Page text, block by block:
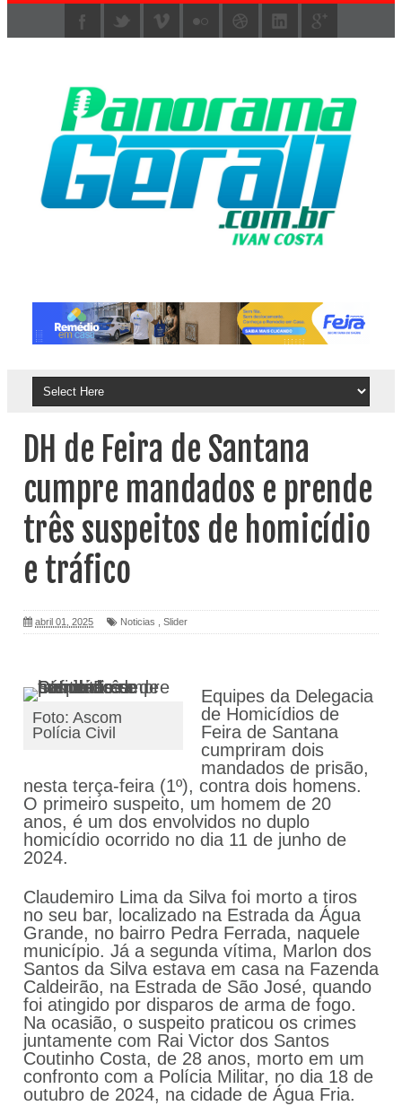
DH de Feira de Santana
cumpre mandados e prende
três suspeitos de homicídio
e tráfico
abril 01, 2025 Noticias Slider
Foto: Ascom
Polícia Civil
Equipes da Delegacia
de Homicídios de
Feira de Santana
cumpriram dois
mandados de prisão,
nesta terça-feira (1º), contra dois homens.
O primeiro suspeito, um homem de 20
anos, é um dos envolvidos no duplo
homicídio ocorrido no dia 11 de junho de
2024.
Claudemiro Lima da Silva foi morto a tiros
no seu bar, localizado na Estrada da Água
Grande, no bairro Pedra Ferrada, naquele
município. Já a segunda vítima, Marlon dos
Santos da Silva estava em casa na Fazenda
Caldeirão, na Estrada de São José, quando
foi atingido por disparos de arma de fogo.
Na ocasião, o suspeito praticou os crimes
juntamente com Rai Victor dos Santos
Coutinho Costa, de 28 anos, morto em um
confronto com a Polícia Militar, no dia 18 de
outubro de 2024, na cidade de Água Fria.